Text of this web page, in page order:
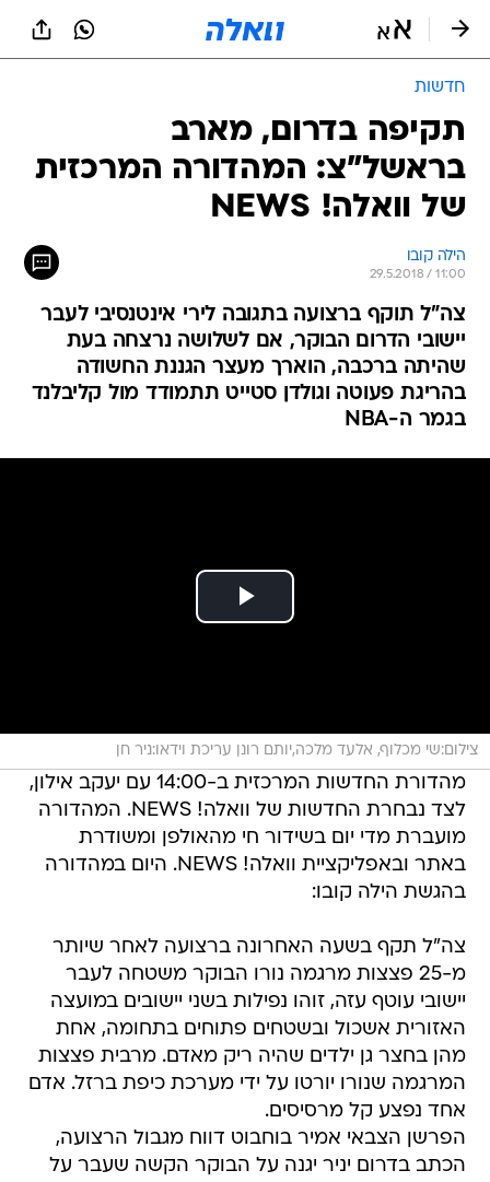
חדשות
תקיפה בדרום, מארב
בראשל"צ: המהדורה המרכזית
של וואלה! NEWS
הילה קובו
29.5.2018 / 11:00
צה"ל תוקף ברצועה בתגובה לירי אינטנסיבי לעבר
יישובי הדרום הבוקר, אם לשלושה נרצחה בעת
שהיתה ברכבה, הוארך מעצר הגננת החשודה
בהריגת פעוטה וגולדן סטייט תתמודד מול קליבלנד
בגמר ה-NBA
צילום:שי מכלוף, אלעד מלכה,יותם רונן עריכת וידאו:ניר חן
מהדורת החדשות המרכזית ב-14:00 עם יעקב אילון,
לצד נבחרת החדשות של וואלה! NEWS. המהדורה
מועברת מדי יום בשידור חי מהאולפן ומשודרת
באתר ובאפליקציית וואלה! NEWS. היום במהדורה
בהגשת הילה קובו:
צה"ל תקף בשעה האחרונה ברצועה לאחר שיותר
מ-25 פצצות מרגמה נורו הבוקר משטחה לעבר
יישובי עוטף עזה, זוהו נפילות בשני יישובים במועצה
האזורית אשכול ובשטחים פתוחים בתחומה, אחת
מהן בחצר גן ילדים שהיה ריק מאדם. מרבית פצצות
המרגמה שנורו יורטו על ידי מערכת כיפת ברזל. אדם
אחד נפצע קל מרסיסים.
הפרשן הצבאי אמיר בוחבוט דווח מגבול הרצועה,
הכתב בדרום יניר יגנה על הבוקר הקשה שעבר על